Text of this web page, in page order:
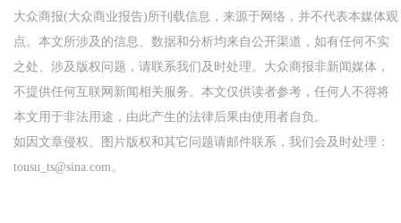
大众商报(大众商业报告)所刊载信息，来源于网络，并不代表本媒体观
点。本文所涉及的信息、数据和分析均来自公开渠道，如有任何不实
之处、涉及版权问题，请联系我们及时处理。大众商报非新闻媒体，
不提供任何互联网新闻相关服务。本文仅供读者参考，任何人不得将
本文用于非法用途，由此产生的法律后果由使用者自负。
如因文章侵权、图片版权和其它问题请邮件联系，我们会及时处理：
tousu_ts@sina.com。